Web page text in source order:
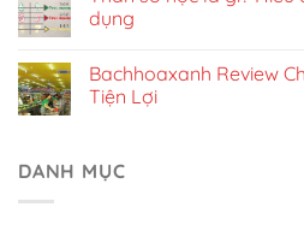
dụng
Bachhoaxanh Review
Tiện Lợi
DANH MỤC